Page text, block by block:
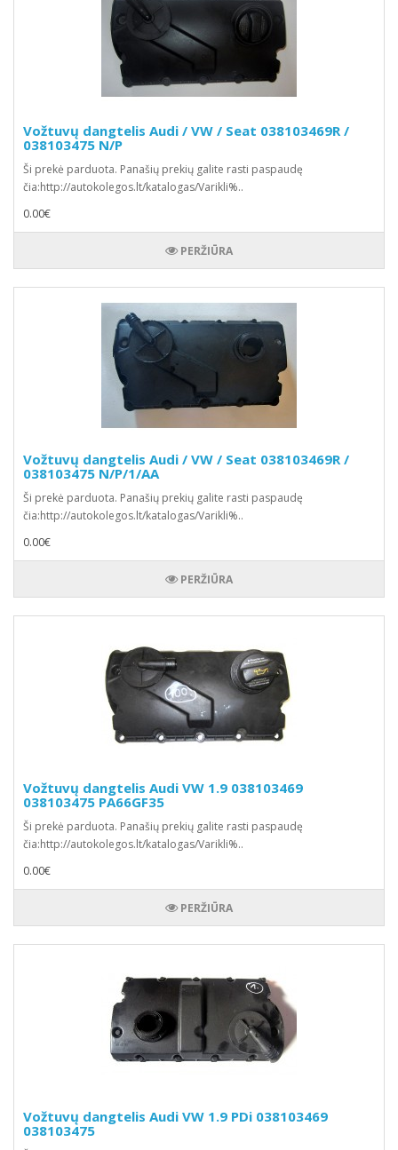
Vožtuvų dangtelis Audi / VW / Seat 038103469R /
038103475 N/P
Ši prekė parduota. Panašių prekių galite rasti paspaudę
čia:http://autokolegos.lt/katalogas/Varikli%..
0.00€
PERŽIŪRA
Vožtuvų dangtelis Audi / VW / Seat 038103469R /
038103475 N/P/1/AA
Ši prekė parduota. Panašių prekių galite rasti paspaudę
čia:http://autokolegos.lt/katalogas/Varikli%..
0.00€
PERŽIŪRA
Vožtuvų dangtelis Audi VW 1.9 038103469
038103475 PA66GF35
Ši prekė parduota. Panašių prekių galite rasti paspaudę
čia:http://autokolegos.lt/katalogas/Varikli%..
0.00€
PERŽIŪRA
Vožtuvų dangtelis Audi VW 1.9 PDi 038103469
038103475